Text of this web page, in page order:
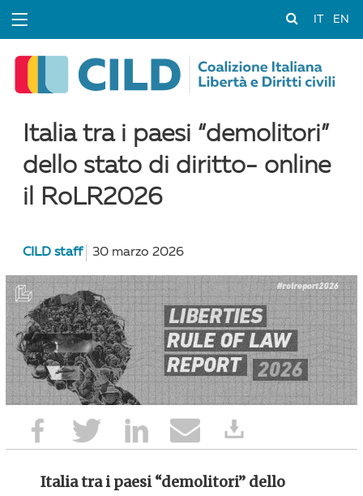
EN
Italia tra i paesi “demolitori”
dello stato di diritto- online
il RoLR2026
CILD staff 30 marzo 2026
Italia tra i paesi “demolitori” dello